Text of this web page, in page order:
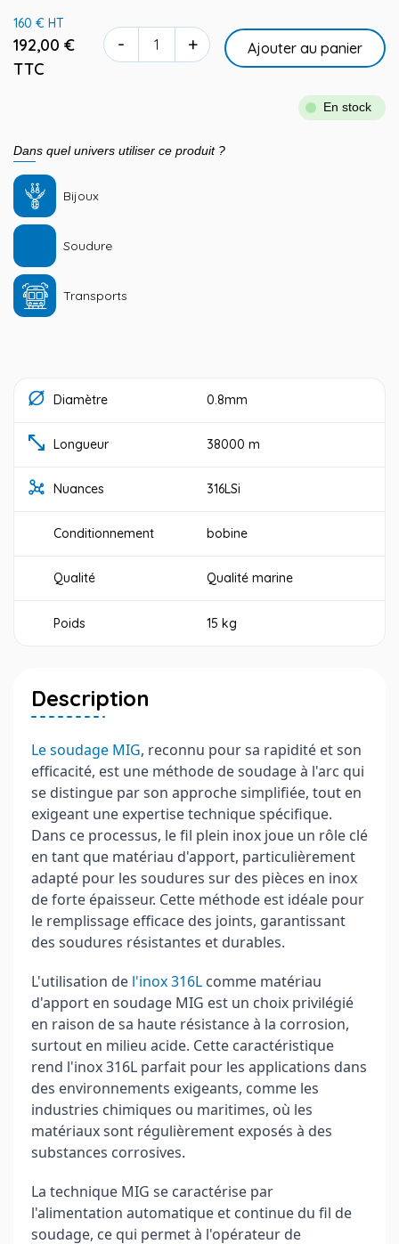
160 € HT
192,00 €
TTC
- + Ajouter au panier
En stock
Dans quel univers utiliser ce produit ?
Bijoux
Soudure
Transports
Diamètre 0.8mm
Longueur 38000 m
Nuances 316LSi
Conditionnement bobine
Qualité Qualité marine
Poids 15 kg
Description
Le soudage MIG, reconnu pour sa rapidité et son
efficacité, est une méthode de soudage à l'arc qui
se distingue par son approche simplifiée, tout en
exigeant une expertise technique spécifique.
Dans ce processus, le fil plein inox joue un rôle clé
en tant que matériau d'apport, particulièrement
adapté pour les soudures sur des pièces en inox
de forte épaisseur. Cette méthode est idéale pour
le remplissage efficace des joints, garantissant
des soudures résistantes et durables.
L'utilisation de l'inox 316L comme matériau
d'apport en soudage MIG est un choix privilégié
en raison de sa haute résistance à la corrosion,
surtout en milieu acide. Cette caractéristique
rend l'inox 316L parfait pour les applications dans
des environnements exigeants, comme les
industries chimiques ou maritimes, où les
matériaux sont régulièrement exposés à des
substances corrosives.
La technique MIG se caractérise par
l'alimentation automatique et continue du fil de
soudage, ce qui permet à l'opérateur de